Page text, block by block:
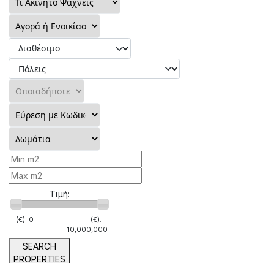
Τιμή:
(€). 0
(€).
10,000,000
SEARCH
PROPERTIES